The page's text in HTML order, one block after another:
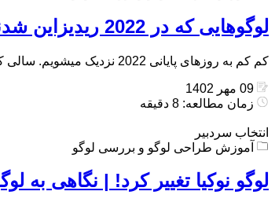
لوگوهایی که در 2022 ریدیزاین شدند
کم کم به روزهای پایانی 2022 نزدیک میشویم. سالی که به لحاظ اقتصادی برای بسیاری برندها چه در دنیا و چه در ایران روشن نبود. […]
زمان مطالعه: 8 دقیقه
انتخاب سردبیر
آموزش طراحی لوگو و بررسی لوگو
لوگو نوکیا تغییر کرد! | نگاهی به